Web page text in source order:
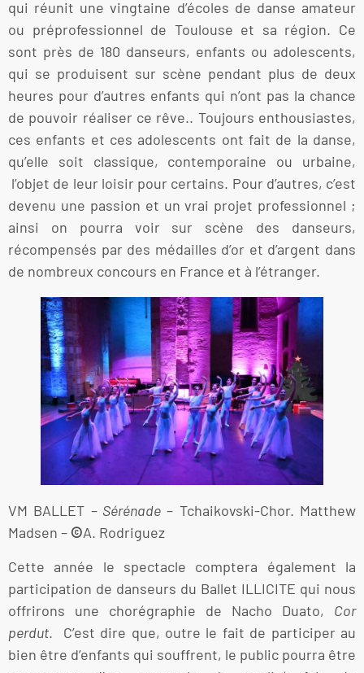
qui réunit une vingtaine d’écoles de danse amateur
ou préprofessionnel de Toulouse et sa région. Ce
sont près de 180 danseurs, enfants ou adolescents,
qui se produisent sur scène pendant plus de deux
heures pour d’autres enfants qui n’ont pas la chance
de pouvoir réaliser ce rêve.. Toujours enthousiastes,
ces enfants et ces adolescents ont fait de la danse,
qu’elle soit classique, contemporaine ou urbaine,
l’objet de leur loisir pour certains. Pour d’autres, c’est
devenu une passion et un vrai projet professionnel ;
ainsi on pourra voir sur scène des danseurs,
récompensés par des médailles d’or et d’argent dans
de nombreux concours en France et à l’étranger.
VM BALLET –Sérénade – Tchaikovski-Chor. Matthew
Madsen – ©A. Rodriguez
Cette année le spectacle comptera également la
participation de danseurs du Ballet ILLICITE qui nous
offrirons une chorégraphie de Nacho Duato, Cor
perdut. C’est dire que, outre le fait de participer au
bien être d’enfants qui souffrent, le public pourra être